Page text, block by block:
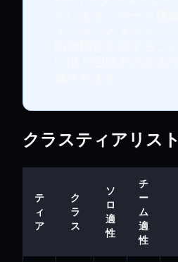
クラスティアリスト
テ
ィ
ア
ク
ラ
ス
ソ
ロ
適
性
チ
ー
ム
適
性